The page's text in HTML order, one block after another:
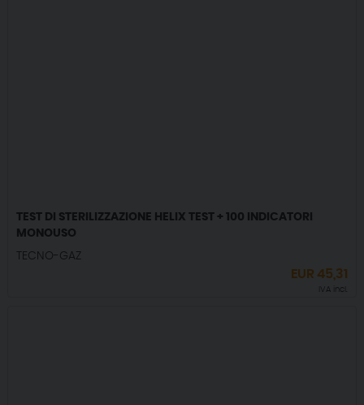
TEST DI STERILIZZAZIONE HELIX TEST + 100 INDICATORI
MONOUSO
TECNO-GAZ
EUR 45,31
IVA incl.